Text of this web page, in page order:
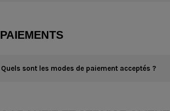
PAIEMENTS
Quels sont les modes de paiement acceptés ?